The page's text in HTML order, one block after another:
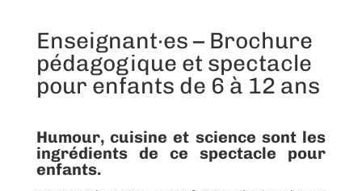
Enseignant·es – Brochure
pédagogique et spectacle
pour enfants de 6 à 12 ans
Humour, cuisine et science sont les
ingrédients de ce spectacle pour
enfants.